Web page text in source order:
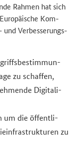
Rah­men hat sich
Kom­
und Ver­bes­se­rungs­
zu schaf­fen,
Di­gi­ta­li­
um die öf­fent­li­
zu